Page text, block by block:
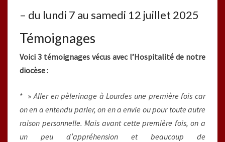
– du lundi 7 au samedi 12 juillet 2025
Témoignages
Voici 3 témoignages vécus avec l’Hospitalité de notre
diocèse :
* »Aller en pèlerinage à Lourdes une première fois car
on en a entendu parler, on en a envie ou pour toute autre
raison personnelle. Mais avant cette première fois, on a
un peu d’appréhension et beaucoup de